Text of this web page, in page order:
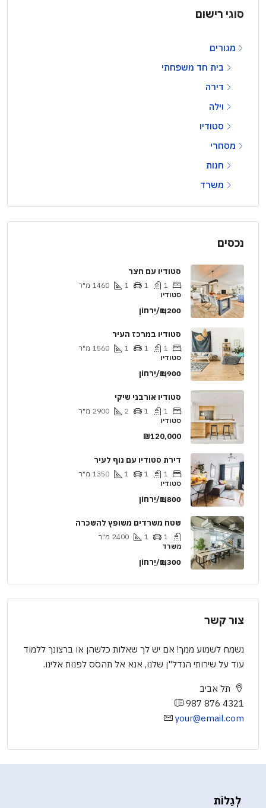
סוגי רישום
מגורים
בית חד משפחתי
דירה
וילה
סטודיו
מסחרי
חנות
משרד
נכסים
סטודיו עם חצר
1
1
1
1460 מ"ר
סטודיו
₪1,200/יַרחוֹן
סטודיו במרכז העיר
1
1
1
1560 מ"ר
סטודיו
₪1,900/יַרחוֹן
סטודיו אורבני שיקי
1
1
2
2900 מ"ר
סטודיו
₪120,000
דירת סטודיו עם נוף לעיר
1
1
1
1350 מ"ר
סטודיו
₪1,800/יַרחוֹן
שטח משרדים משופץ להשכרה
1
1
2400 מ"ר
משרד
₪1,300/יַרחוֹן
צור קשר
נשמח לשמוע ממך! אם יש לך שאלות כלשהן או ברצונך ללמוד
עוד על שירותי הנדל"ן שלנו, אנא אל תהסס לפנות אלינו.
תל אביב
987 876 4321
your@email.com
לְגַלוֹת